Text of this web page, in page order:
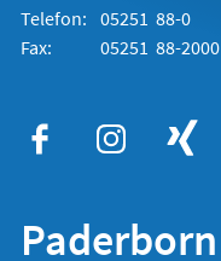
Telefon: 05251 88-0
Fax:
05251 88-2000